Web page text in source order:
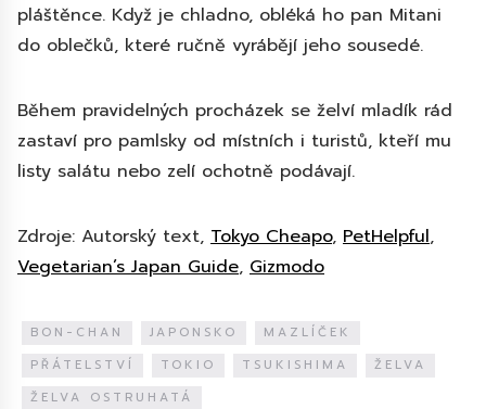
pláštěnce. Když je chladno, obléká ho pan Mitani
do oblečků, které ručně vyrábějí jeho sousedé.
Během pravidelných procházek se želví mladík rád
zastaví pro pamlsky od místních i turistů, kteří mu
listy salátu nebo zelí ochotně podávají.
Zdroje: Autorský text, Tokyo Cheapo, PetHelpful,
Vegetarian’s Japan Guide, Gizmodo
BON-CHAN JAPONSKO
MAZLÍČEK
PŘÁTELSTVÍ
TOKIO TSUKISHIMA
ŽELVA
ŽELVA OSTRUHATÁ